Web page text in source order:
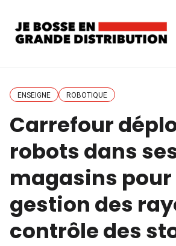
ENSEIGNE ROBOTIQUE
Carrefour
robots dans
magasins pour
gestion des
contrôle des